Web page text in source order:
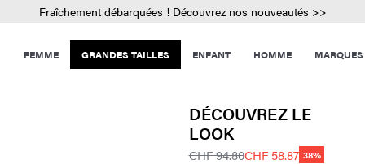
Fraîchement débarquées ! Découvrez nos nouveautés >>
FEMME GRANDES TAILLES ENFANT HOMME MARQUES
DÉCOUVREZ LE
LOOK
CHF 94.80CHF 58.87 38%